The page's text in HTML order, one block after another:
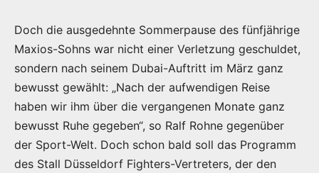
Doch die ausgedehnte Sommerpause des fünfjährige
Maxios-Sohns war nicht einer Verletzung geschuldet,
sondern nach seinem Dubai-Auftritt im März ganz
bewusst gewählt: „Nach der aufwendigen Reise
haben wir ihm über die vergangenen Monate ganz
bewusst Ruhe gegeben“, so Ralf Rohne gegenüber
der Sport-Welt. Doch schon bald soll das Programm
des Stall Düsseldorf Fighters-Vertreters, der den